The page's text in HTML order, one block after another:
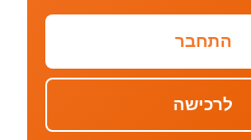
התחבר
לרכישה